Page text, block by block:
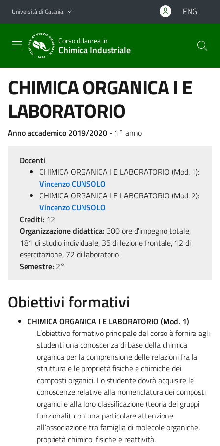
Vai al contenuto principale
Vai al menu di navigazione
Università di Catania ENG
Corso di laurea in
Chimica Industriale
CHIMICA ORGANICA I E
LABORATORIO
Anno accademico 2019/2020 - 1° anno
Docenti
CHIMICA ORGANICA I E LABORATORIO (Mod. 1):
Vincenzo CUNSOLO
CHIMICA ORGANICA I E LABORATORIO (Mod. 2):
Vincenzo CUNSOLO
Crediti: 12
Organizzazione didattica: 300 ore d'impegno totale,
181 di studio individuale, 35 di lezione frontale, 12 di
esercitazione, 72 di laboratorio
Semestre: 2°
Obiettivi formativi
CHIMICA ORGANICA I E LABORATORIO (Mod. 1)
L’obiettivo formativo principale del corso è fornire agli
studenti una conoscenza di base della chimica
organica per la comprensione delle relazioni fra la
struttura e le proprietà fisiche e chimiche dei
composti organici. Lo studente dovrà acquisire le
conoscenze relative alla nomenclatura dei composti
organici e alla loro classificazione (teoria dei gruppi
funzionali), con una particolare attenzione
all’associazione tra famiglia di molecole organiche,
proprietà chimico-fisiche e reattività.